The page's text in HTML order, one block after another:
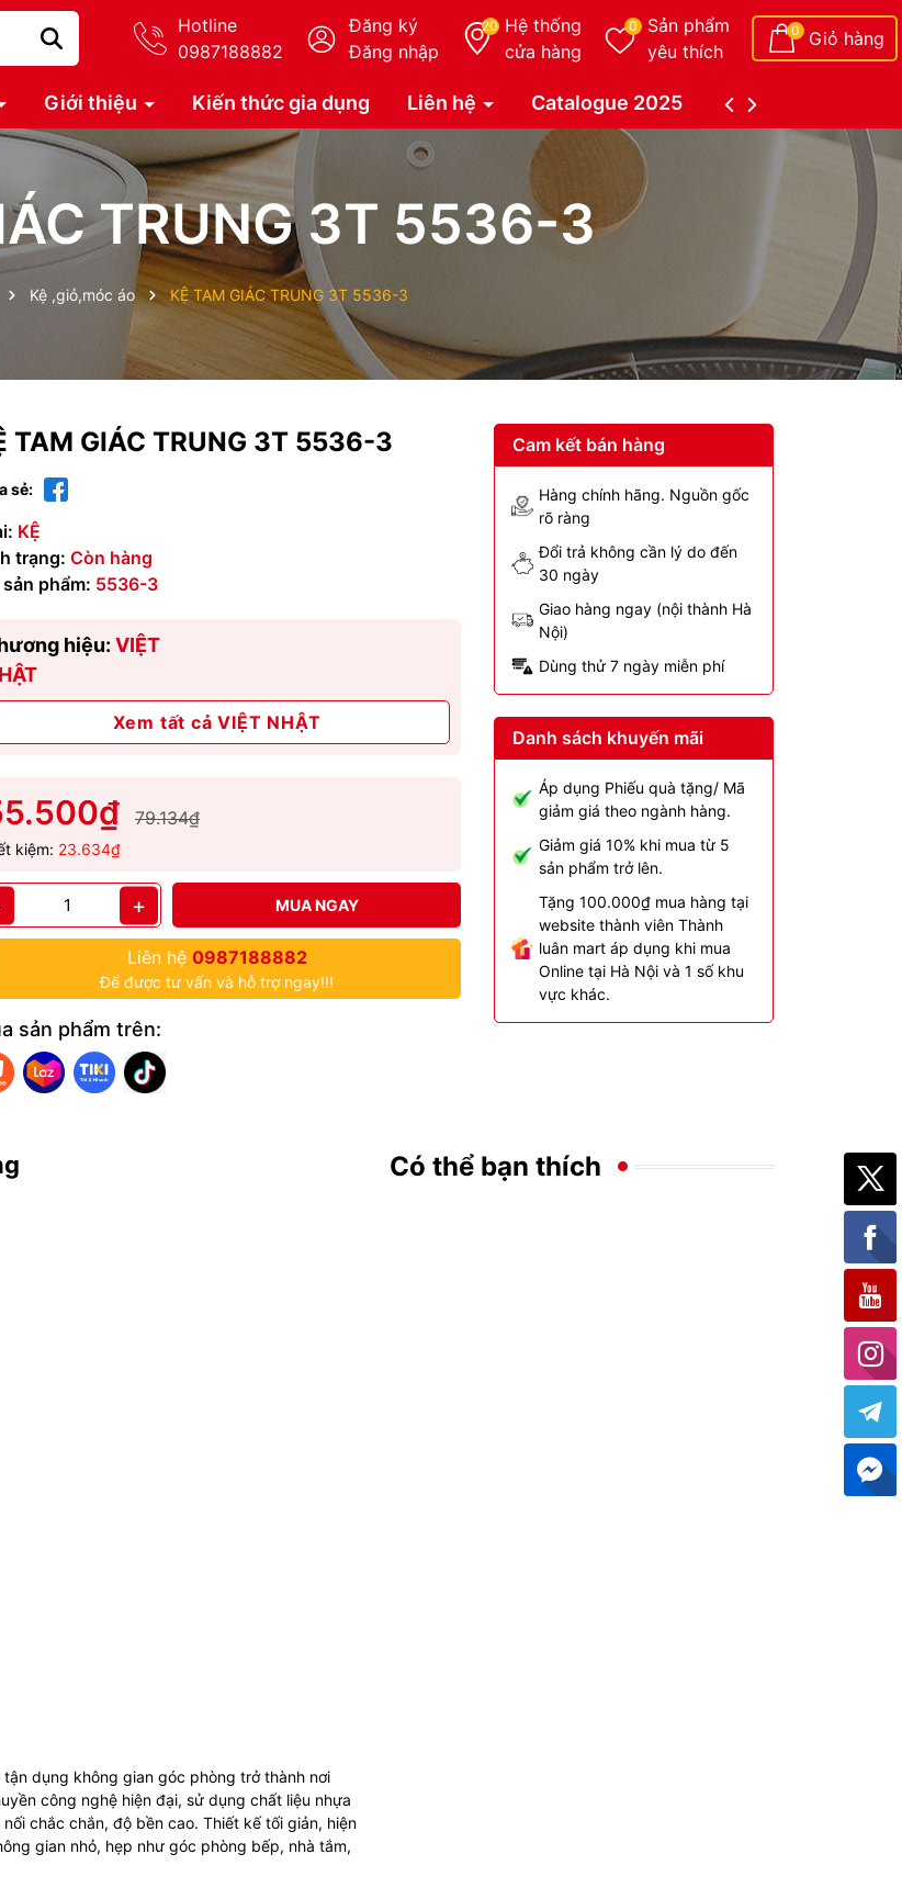
Hotline
0987188882
Đăng ký
Đăng nhập
20 Hệ thống
cửa hàng
0
Sản phẩm
yêu thích
0 Giỏ hàng
Giới thiệu Kiến thức gia dụng Liên hệ Catalogue 2025 Catalogue Duy Tân
TRUNG 3T 5536-3
Kệ ,giỏ,móc áo KỆ TAM GIÁC TRUNG 3T 5536-3
TAM GIÁC TRUNG 3T 5536-3
sẻ:
KỆ
trạng: Còn hàng
sản phẩm: 5536-3
hiệu: VIỆT
Xem tất cả VIỆT NHẬT
79.134₫
kiệm: 23.634₫
+ MUA NGAY
Liên hệ 0987188882
Để được tư vấn và hỗ trợ ngay!!!
sản phẩm trên:
Cam kết bán hàng
Hàng chính hãng. Nguồn gốc
rõ ràng
Đổi trả không cần lý do đến
30 ngày
Giao hàng ngay (nội thành Hà
Nội)
Dùng thử 7 ngày miễn phí
Danh sách khuyến mãi
Áp dụng Phiếu quà tặng/ Mã
giảm giá theo ngành hàng.
Giảm giá 10% khi mua từ 5
sản phẩm trở lên.
Tặng 100.000₫ mua hàng tại
website thành viên Thành
luân mart áp dụng khi mua
Online tại Hà Nội và 1 số khu
vực khác.
dụng không gian góc phòng trở thành nơi
công nghệ hiện đại, sử dụng chất liệu nhựa
chắc chắn, độ bền cao. Thiết kế tối giản, hiện
gian nhỏ, hẹp như góc phòng bếp, nhà tắm,
Có thể bạn thích